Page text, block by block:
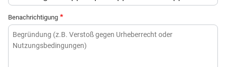
Benachrichtigung